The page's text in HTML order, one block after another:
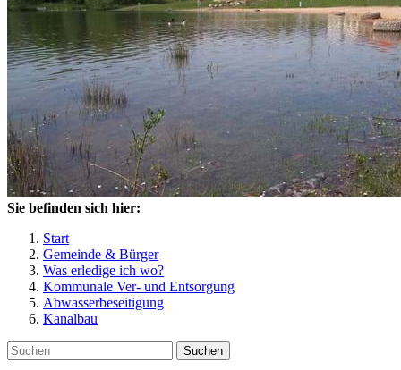
Sie befinden sich hier:
Start
Gemeinde & Bürger
Was erledige ich wo?
Kommunale Ver- und Entsorgung
Abwasserbeseitigung
Kanalbau
Suchen